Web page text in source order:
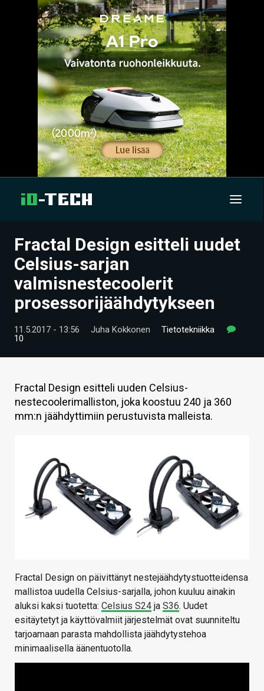
UUTISET
ARTIKKELIT
VIDEOT
TECHBBS
KAUPPA
HAKU
Fractal Design esitteli uudet
Celsius-sarjan
valmisnestecoolerit
prosessorijäähdytykseen
11.5.2017 - 13:56 Juha Kokkonen
Tietotekniikka
10
Fractal Design esitteli uuden Celsius-
nestecoolerimalliston, joka koostuu 240 ja 360
mm:n jäähdyttimiin perustuvista malleista.
Fractal Design on päivittänyt nestejäähdytystuotteidensa
mallistoa uudella Celsius-sarjalla, johon kuuluu ainakin
aluksi kaksi tuotetta: Celsius S24 ja S36. Uudet
esitäytetyt ja käyttövalmiit järjestelmät ovat suunniteltu
tarjoamaan parasta mahdollista jäähdytystehoa
minimaalisella äänentuotolla.